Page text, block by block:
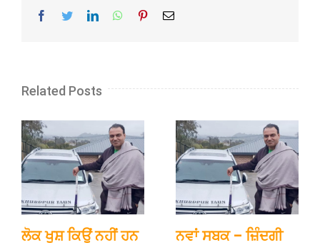
Facebook
TwitterLinkedInWhatsApp
PinterestEmail
Related Posts
ਲੋਕ ਖੁਸ਼ ਕਿਉਂ ਨਹੀਂ ਹਨ
ਨਵਾਂ ਸਬਕ – ਜ਼ਿੰਦਗੀ